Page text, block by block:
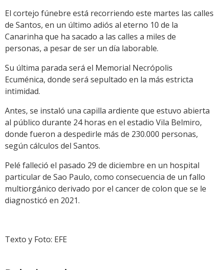
El cortejo fúnebre está recorriendo este martes las calles
de Santos, en un último adiós al eterno 10 de la
Canarinha que ha sacado a las calles a miles de
personas, a pesar de ser un día laborable.
Su última parada será el Memorial Necrópolis
Ecuménica, donde será sepultado en la más estricta
intimidad.
Antes, se instaló una capilla ardiente que estuvo abierta
al público durante 24 horas en el estadio Vila Belmiro,
donde fueron a despedirle más de 230.000 personas,
según cálculos del Santos.
Pelé falleció el pasado 29 de diciembre en un hospital
particular de Sao Paulo, como consecuencia de un fallo
multiorgánico derivado por el cancer de colon que se le
diagnosticó en 2021.
Texto y Foto: EFE